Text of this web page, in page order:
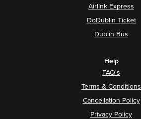
Airlink Express
DoDublin Ticket
Dublin Bus
Help
FAQ's
Terms & Conditions
Cancellation Policy
Privacy Policy